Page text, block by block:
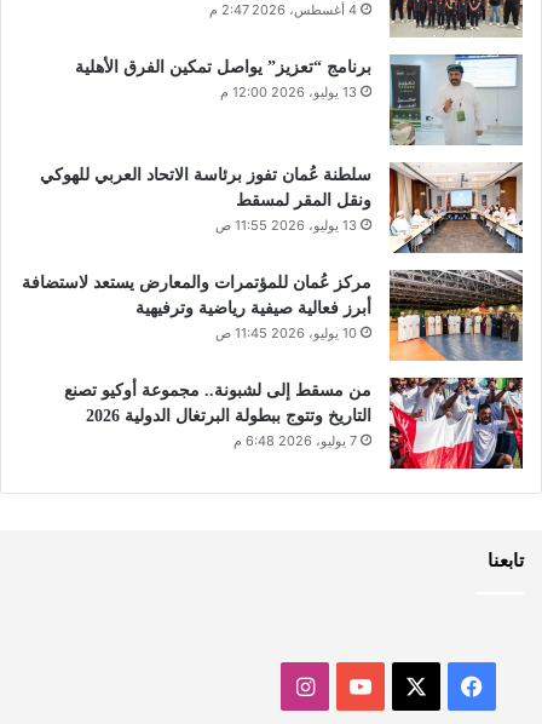
4 أغسطس، 2026 2:47 م
برنامج “تعزيز” يواصل تمكين الفرق الأهلية
13 يوليو، 2026 12:00 م
سلطنة عُمان تفوز برئاسة الاتحاد العربي للهوكي
ونقل المقر لمسقط
13 يوليو، 2026 11:55 ص
مركز عُمان للمؤتمرات والمعارض يستعد لاستضافة
أبرز فعالية صيفية رياضية وترفيهية
10 يوليو، 2026 11:45 ص
من مسقط إلى لشبونة.. مجموعة أوكيو تصنع
التاريخ وتتوج ببطولة البرتغال الدولية 2026
7 يوليو، 2026 6:48 م
تابعنا
فيسبوك ‫YouTubeانستقرام